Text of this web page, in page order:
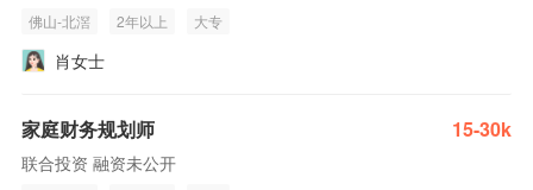
佛山-北滘 2年以上 大专
肖女士
家庭财务规划师 15-30k
联合投资 融资未公开